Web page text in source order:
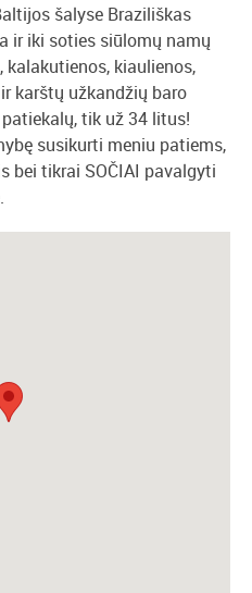
šalyse Braziliškas
ir iki soties siūlomų namų
kalakutienos, kiaulienos,
karštų užkandžių baro
tik už 34 litus!
susikurti meniu patiems,
bei tikrai SOČIAI pavalgyti